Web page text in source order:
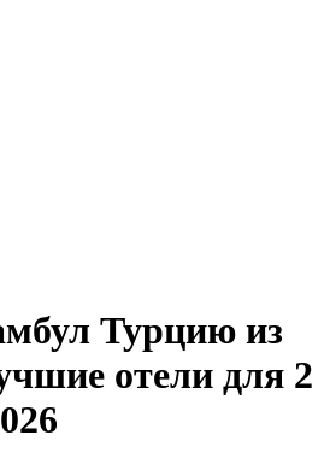
Турцию из
отели для 2